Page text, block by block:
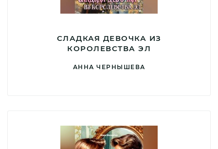
СЛАДКАЯ ДЕВОЧКА ИЗ
КОРОЛЕВСТВА ЭЛ
АННА ЧЕРНЫШЕВА